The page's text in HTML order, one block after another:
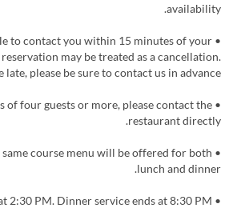
availability.
to contact you within 15 minutes of your
may be treated as a cancellation.
please be sure to contact us in advance.
of four guests or more, please contact the
restaurant directly.
same course menu will be offered for both
lunch and dinner.
• Lunch service ends at 2:30 PM. Dinner service ends at 8:30 PM.